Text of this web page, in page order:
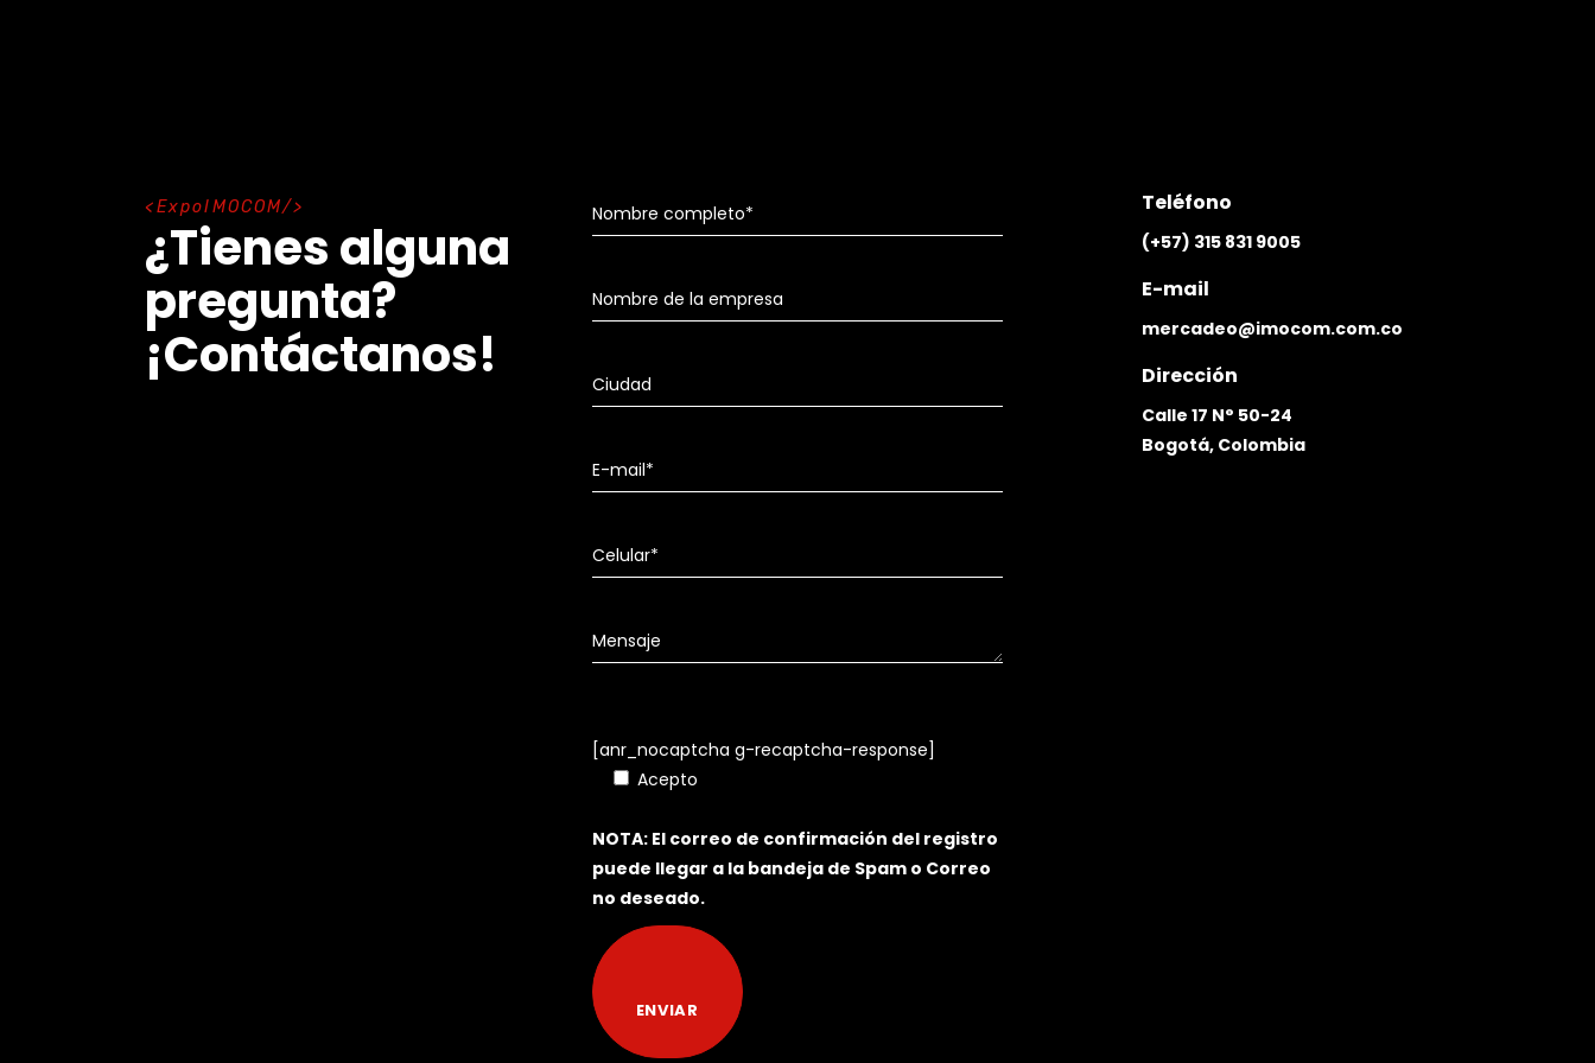
ExpoIMOCOM
¿Tienes alguna
pregunta?
¡Contáctanos!
[anr_nocaptcha g-recaptcha-response]
Acepto
NOTA: El correo de confirmación del registro
puede llegar a la bandeja de Spam o Correo
no deseado.
Teléfono
(+57) 315 831 9005
E-mail
mercadeo@imocom.com.co
Dirección
Calle 17 N° 50-24
Bogotá, Colombia